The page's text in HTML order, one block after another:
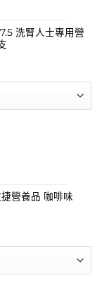
洗腎人士專用營
營養品 咖啡味